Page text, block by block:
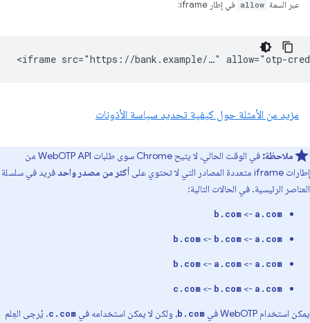
عبر السمة allow في إطار iframe:
مزيد من الأمثلة حول كيفية تحديد سياسة الأذونات
ملاحظة:
في الوقت الحالي، لا يتيح Chrome سوى طلبات WebOTP API من
إطارات iframe متعددة المصادر التي لا تحتوي على
أكثر من مصدر واحد فريد في سلسلة
العناصر الرئيسية. في الحالات التالية:
a.com
->
b.com
a.com
->
b.com
->
b.com
a.com
->
a.com
->
b.com
a.com
->
b.com
->
c.com
يمكن استخدام WebOTP في b.com، ولكن لا يمكن استخدامه في c.com. يُرجى العِلم